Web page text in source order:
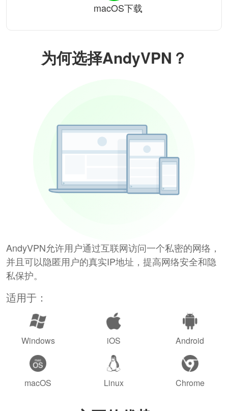
为何选择AndyVPN？
AndyVPN允许用户通过互联网访问一个私密的网络，
并且可以隐匿用户的真实IP地址，提高网络安全和隐
私保护。
适用于：
Windows iOS Android
macOS Linux Chrome
macOS下载